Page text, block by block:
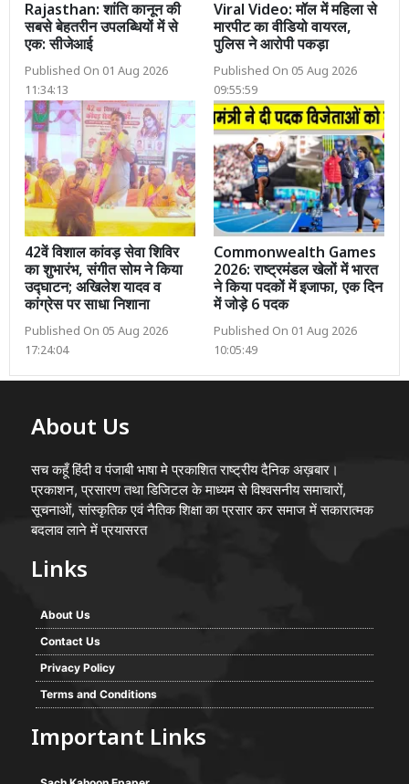
Rajasthan: शांति कानून की
सबसे बेहतरीन उपलब्धियों में से
एक: सीजेआई
Published On 01 Aug 2026
11:34:13
Viral Video: मॉल में महिला से
मारपीट का वीडियो वायरल,
पुलिस ने आरोपी पकड़ा
Published On 05 Aug 2026
09:55:59
42वें विशाल कांवड़ सेवा शिविर
का शुभारंभ, संगीत सोम ने किया
उद्घाटन; अखिलेश यादव व
कांग्रेस पर साधा निशाना
Published On 05 Aug 2026
17:24:04
Commonwealth Games
2026: राष्ट्रमंडल खेलों में भारत
ने किया पदकों में इजाफा, एक दिन
में जोड़े 6 पदक
Published On 01 Aug 2026
10:05:49
About Us
सच कहूँ हिंदी व पंजाबी भाषा मे प्रकाशित राष्ट्रीय दैनिक अख़बार।
प्रकाशन, प्रसारण तथा डिजिटल के माध्यम से विश्वसनीय समाचारों,
सूचनाओं, सांस्कृतिक एवं नैतिक शिक्षा का प्रसार कर समाज में सकारात्मक
बदलाव लाने में प्रयासरत
Links
About Us
Contact Us
Privacy Policy
Terms and Conditions
Important Links